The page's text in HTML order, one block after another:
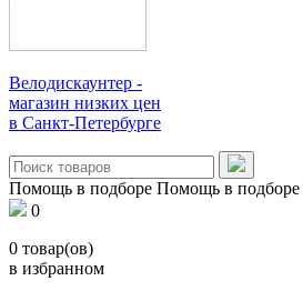
Велодискаунтер -
магазин низких цен
в Санкт-Петербурге
Помощь в подборе Помощь в подборе
0
0 товар(ов)
в избранном